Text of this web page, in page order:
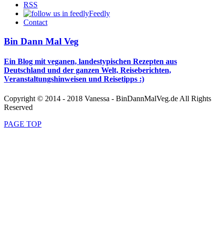
RSS
Feedly
Contact
Bin Dann Mal Veg
Ein Blog mit veganen, landestypischen Rezepten aus
Deutschland und der ganzen Welt, Reiseberichten,
Veranstaltungshinweisen und Reisetipps :)
Copyright © 2014 - 2018 Vanessa - BinDannMalVeg.de All Rights
Reserved
PAGE TOP